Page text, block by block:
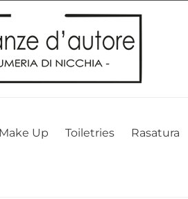
acconsenti alla nostra politica
Make Up Toiletries Rasatura